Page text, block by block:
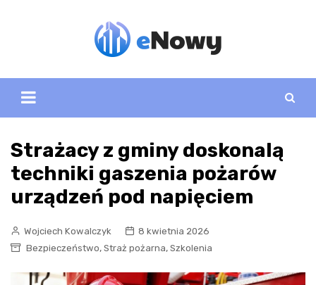
Strażacy z gminy doskonalą
techniki gaszenia pożarów
urządzeń pod napięciem
Wojciech Kowalczyk
8 kwietnia 2026
Bezpieczeństwo, Straż pożarna, Szkolenia